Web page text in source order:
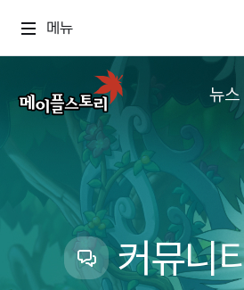
메뉴
뉴스
업데이
이벤트
캐시샵 공
메이플 알
with
커뮤니